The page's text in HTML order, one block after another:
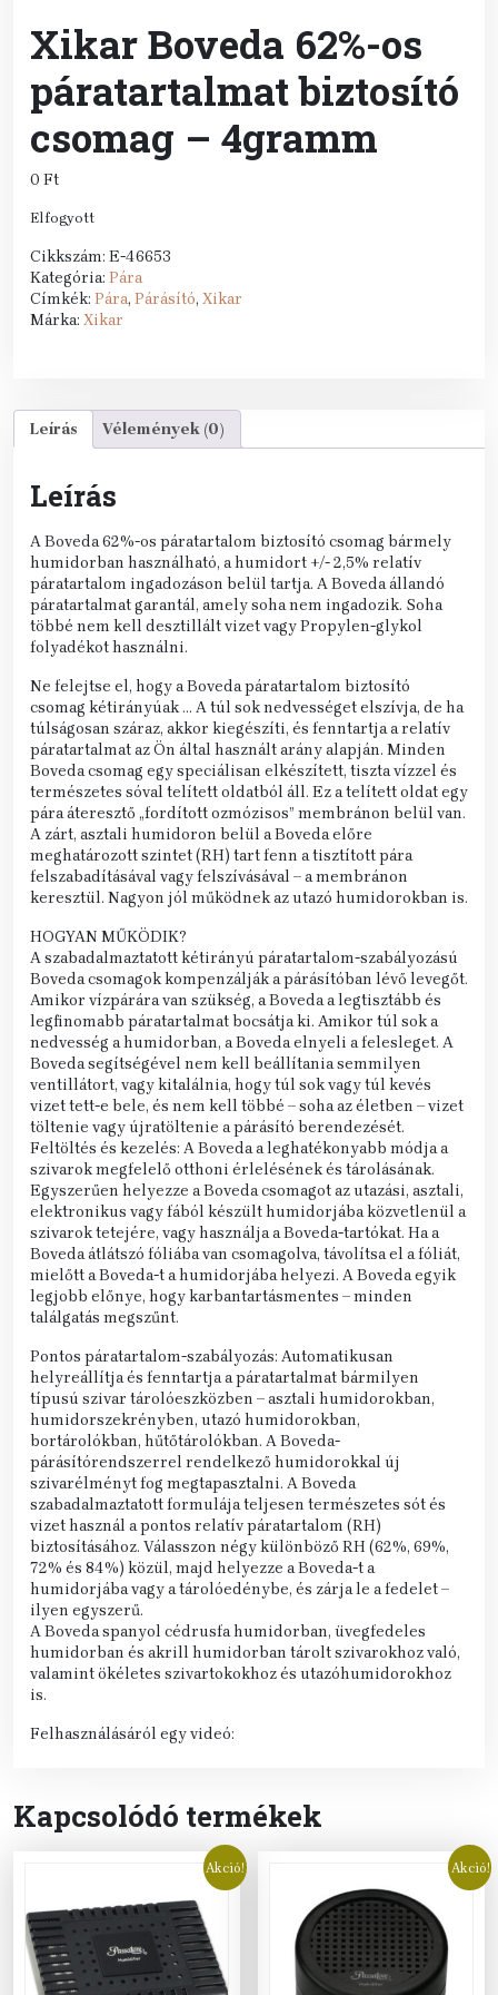
Xikar Boveda 62%-os
páratartalmat biztosító
csomag – 4gramm
0 Ft
Elfogyott
Cikkszám: E-46653
Kategória: Pára
Címkék: Pára, Párásító, Xikar
Márka: Xikar
Leírás Vélemények (0)
Leírás
A Boveda 62%-os páratartalom biztosító csomag bármely
humidorban használható, a humidort +/- 2,5% relatív
páratartalom ingadozáson belül tartja. A Boveda állandó
páratartalmat garantál, amely soha nem ingadozik. Soha
többé nem kell desztillált vizet vagy Propylen-glykol
folyadékot használni.
Ne felejtse el, hogy a Boveda páratartalom biztosító
csomag kétirányúak … A túl sok nedvességet elszívja, de ha
túlságosan száraz, akkor kiegészíti, és fenntartja a relatív
páratartalmat az Ön által használt arány alapján. Minden
Boveda csomag egy speciálisan elkészített, tiszta vízzel és
természetes sóval telített oldatból áll. Ez a telített oldat egy
pára áteresztő „fordított ozmózisos” membránon belül van.
A zárt, asztali humidoron belül a Boveda előre
meghatározott szintet (RH) tart fenn a tisztított pára
felszabadításával vagy felszívásával – a membránon
keresztül. Nagyon jól működnek az utazó humidorokban is.
HOGYAN MŰKÖDIK?
A szabadalmaztatott kétirányú páratartalom-szabályozású
Boveda csomagok kompenzálják a párásítóban lévő levegőt.
Amikor vízpárára van szükség, a Boveda a legtisztább és
legfinomabb páratartalmat bocsátja ki. Amikor túl sok a
nedvesség a humidorban, a Boveda elnyeli a felesleget. A
Boveda segítségével nem kell beállítania semmilyen
ventillátort, vagy kitalálnia, hogy túl sok vagy túl kevés
vizet tett-e bele, és nem kell többé – soha az életben – vizet
töltenie vagy újratöltenie a párásító berendezését.
Feltöltés és kezelés: A Boveda a leghatékonyabb módja a
szivarok megfelelő otthoni érlelésének és tárolásának.
Egyszerűen helyezze a Boveda csomagot az utazási, asztali,
elektronikus vagy fából készült humidorjába közvetlenül a
szivarok tetejére, vagy használja a Boveda-tartókat. Ha a
Boveda átlátszó fóliába van csomagolva, távolítsa el a fóliát,
mielőtt a Boveda-t a humidorjába helyezi. A Boveda egyik
legjobb előnye, hogy karbantartásmentes – minden
találgatás megszűnt.
Pontos páratartalom-szabályozás: Automatikusan
helyreállítja és fenntartja a páratartalmat bármilyen
típusú szivar tárolóeszközben – asztali humidorokban,
humidorszekrényben, utazó humidorokban,
bortárolókban, hűtőtárolókban. A Boveda-
párásítórendszerrel rendelkező humidorokkal új
szivarélményt fog megtapasztalni. A Boveda
szabadalmaztatott formulája teljesen természetes sót és
vizet használ a pontos relatív páratartalom (RH)
biztosításához. Válasszon négy különböző RH (62%, 69%,
72% és 84%) közül, majd helyezze a Boveda-t a
humidorjába vagy a tárolóedénybe, és zárja le a fedelet –
ilyen egyszerű.
A Boveda spanyol cédrusfa humidorban, üvegfedeles
humidorban és akrill humidorban tárolt szivarokhoz való,
valamint ökéletes szivartokokhoz és utazóhumidorokhoz
is.
Felhasználásáról egy videó:
Kapcsolódó termékek
Akció! Akció!